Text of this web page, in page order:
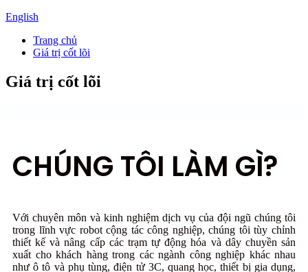
English
Trang chủ
Giá trị cốt lõi
Giá trị cốt lõi
CHÚNG TÔI LÀM GÌ?
Với chuyên môn và kinh nghiệm dịch vụ của đội ngũ chúng tôi
trong lĩnh vực robot cộng tác công nghiệp, chúng tôi tùy chỉnh
thiết kế và nâng cấp các trạm tự động hóa và dây chuyền sản
xuất cho khách hàng trong các ngành công nghiệp khác nhau
như ô tô và phụ tùng, điện tử 3C, quang học, thiết bị gia dụng,